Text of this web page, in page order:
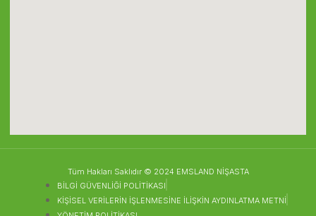
Tüm Hakları Saklıdır © 2024 EMSLAND NİŞASTA
BİLGİ GÜVENLİĞİ POLİTİKASI
KİŞİSEL VERİLERİN İŞLENMESİNE İLİŞKİN AYDINLATMA METNİ